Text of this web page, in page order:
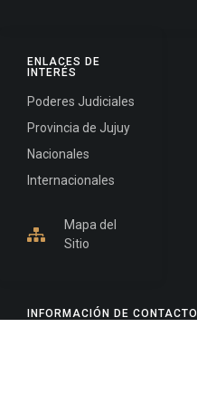
INFORMACIÓN DE CONTACTO
ENLACES DE
INTERÉS
Poderes Judiciales
Provincia de Jujuy
Nacionales
Internacionales
Mapa del
Sitio